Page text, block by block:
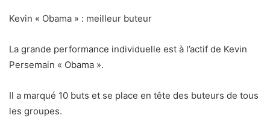
Kevin « Obama » : meilleur buteur
La grande performance individuelle est à l’actif de Kevin
Persemain « Obama ».
Il a marqué 10 buts et se place en tête des buteurs de tous
les groupes.